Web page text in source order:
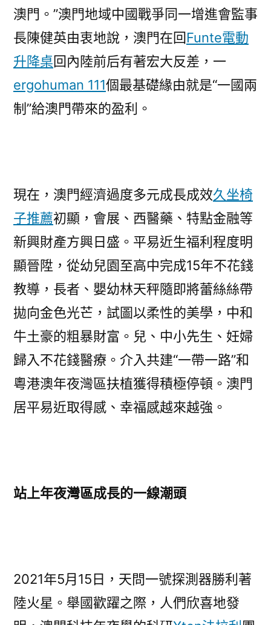
澳門。”澳門地域中國戰爭同一增進會監事
長陳健英由衷地說，澳門在回Funte電動
升降桌回內陸前后有著宏大反差，一
ergohuman 111個最基礎緣由就是“一國兩
制”給澳門帶來的盈利。
現在，澳門經濟過度多元成長成效久坐椅
子推薦初顯，會展、西醫藥、特點金融等
新興財產方興日盛。平易近生福利程度明
顯晉陞，從幼兒園至高中完成15年不花錢
教導，長者、嬰幼林天秤隨即將蕾絲絲帶
拋向金色光芒，試圖以柔性的美學，中和
牛土豪的粗暴財富。兒、中小先生、妊婦
歸入不花錢醫療。介入共建“一帶一路”和
粵港澳年夜灣區扶植獲得積極停頓。澳門
居平易近取得感、幸福感越來越強。
站上年夜灣區成長的一線潮頭
2021年5月15日，天問一號探測器勝利著
陸火星。舉國歡躍之際，人們欣喜地發